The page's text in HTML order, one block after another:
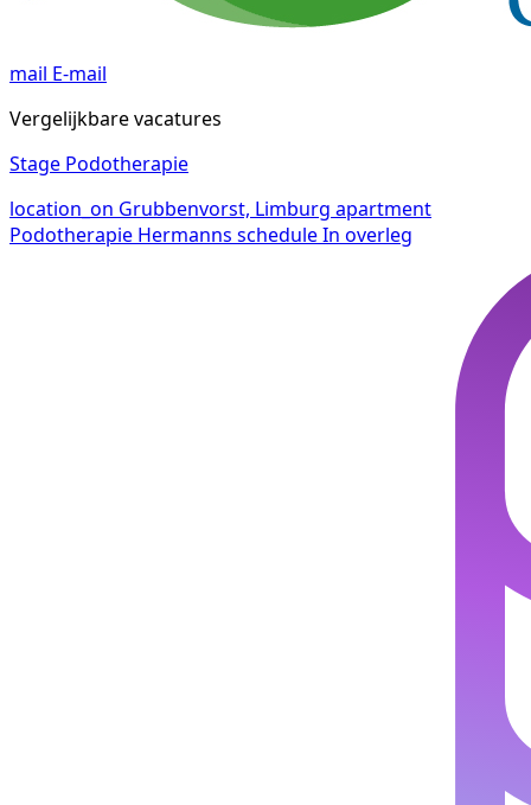
mail E-mail
Vergelijkbare vacatures
Stage Podotherapie
location_on Grubbenvorst, Limburg apartment
Podotherapie Hermanns scheduleIn overleg